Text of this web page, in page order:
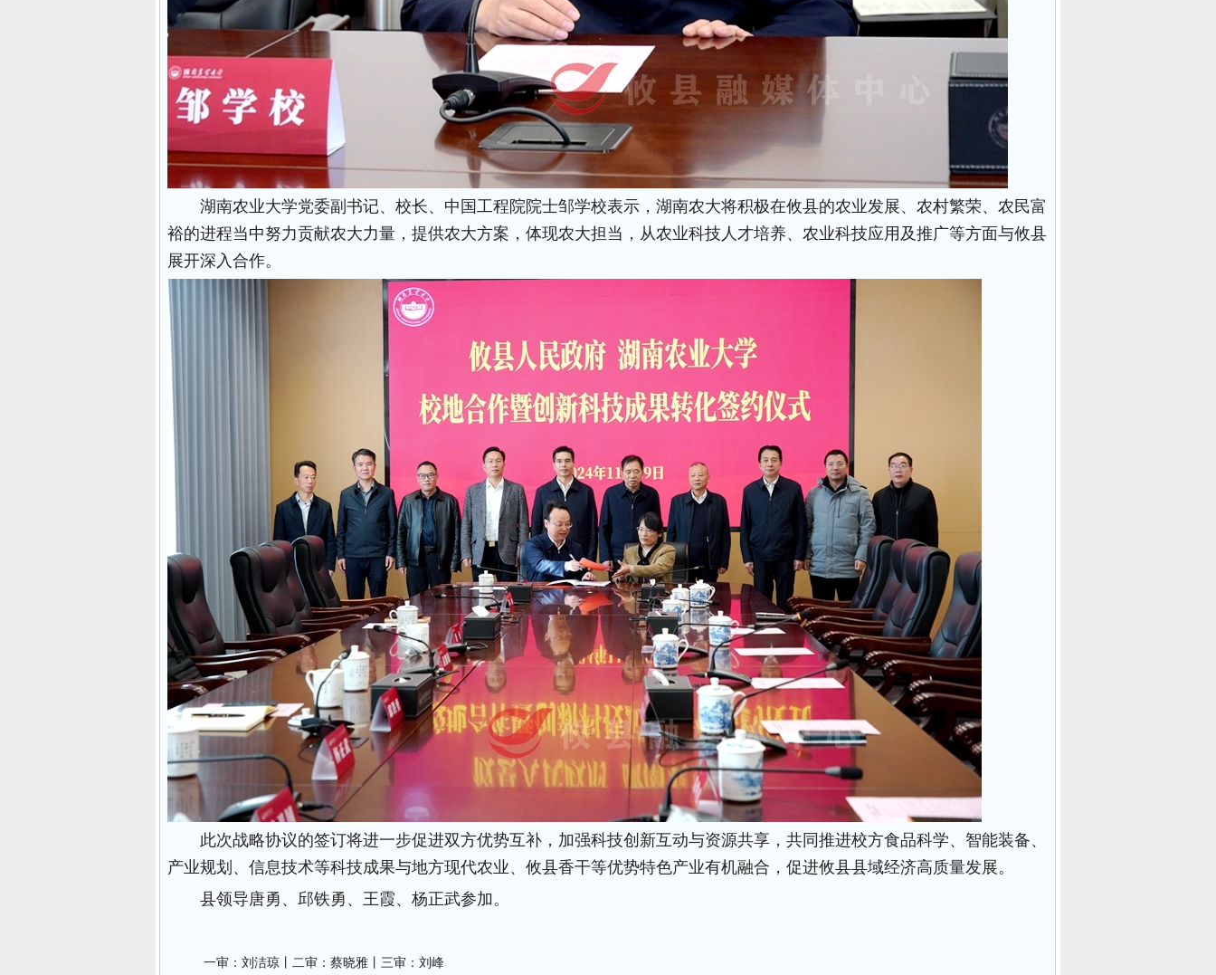
湖南农业大学党委副书记、校长、中国工程院院士邹学校表示，湖南农大将积极在攸县的农业发展、农村繁荣、农民富
裕的进程当中努力贡献农大力量，提供农大方案，体现农大担当，从农业科技人才培养、农业科技应用及推广等方面与攸县
展开深入合作。
此次战略协议的签订将进一步促进双方优势互补，加强科技创新互动与资源共享，共同推进校方食品科学、智能装备、
产业规划、信息技术等科技成果与地方现代农业、攸县香干等优势特色产业有机融合，促进攸县县域经济高质量发展。
县领导唐勇、邱铁勇、王霞、杨正武参加。
一审：刘洁琼丨二审：蔡晓雅丨三审：刘峰